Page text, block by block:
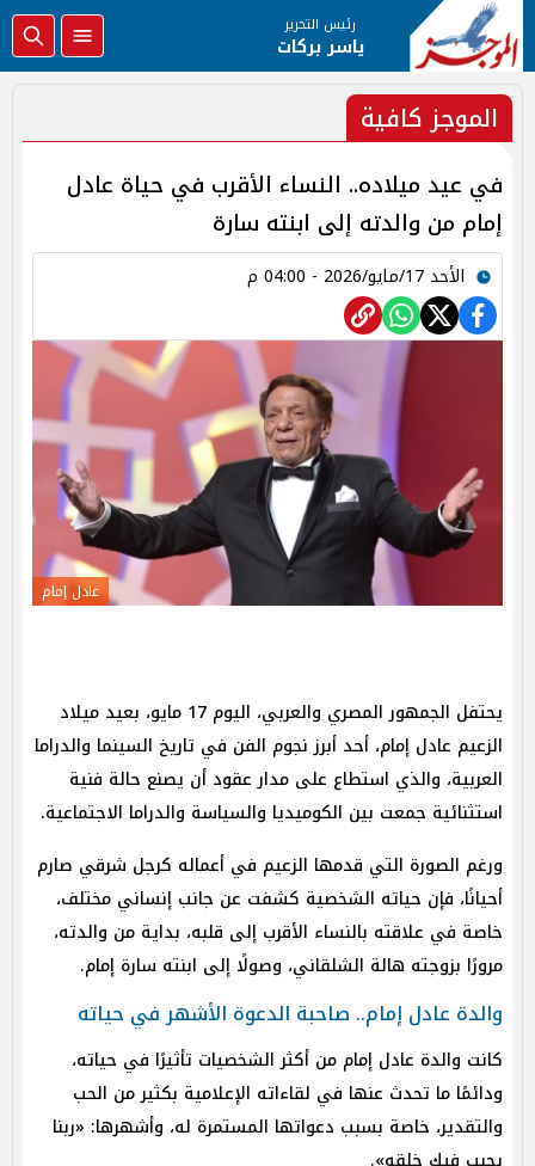
رئيس التحرير
ياسر بركات
الموجز كافية
في عيد ميلاده.. النساء الأقرب في حياة عادل
إمام من والدته إلى ابنته سارة
الأحد 17/مايو/2026 - 04:00 م
عادل إمام
يحتفل الجمهور المصري والعربي، اليوم 17 مايو، بعيد ميلاد
الزعيم عادل إمام، أحد أبرز نجوم الفن في تاريخ السينما والدراما
العربية، والذي استطاع على مدار عقود أن يصنع حالة فنية
استثنائية جمعت بين الكوميديا والسياسة والدراما الاجتماعية.
ورغم الصورة التي قدمها الزعيم في أعماله كرجل شرقي صارم
أحيانًا، فإن حياته الشخصية كشفت عن جانب إنساني مختلف،
خاصة في علاقته بالنساء الأقرب إلى قلبه، بداية من والدته،
مرورًا بزوجته هالة الشلقاني، وصولًا إلى ابنته سارة إمام.
والدة عادل إمام.. صاحبة الدعوة الأشهر في حياته
كانت والدة عادل إمام من أكثر الشخصيات تأثيرًا في حياته،
ودائمًا ما تحدث عنها في لقاءاته الإعلامية بكثير من الحب
والتقدير، خاصة بسبب دعواتها المستمرة له، وأشهرها: «ربنا